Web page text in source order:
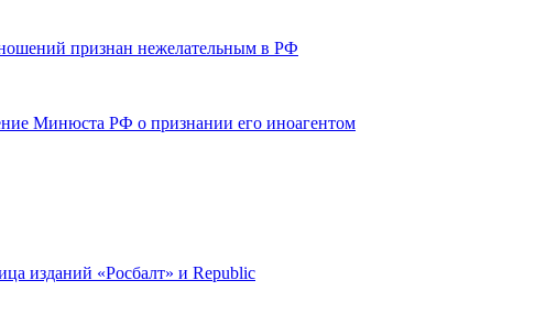
признан нежелательным в РФ
Минюста РФ о признании его иноагентом
изданий «Росбалт» и Republic